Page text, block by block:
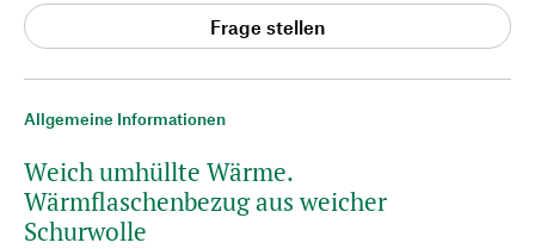
Allgemeine Informationen
Weich umhüllte Wärme.
Wärmflaschenbezug aus weicher
Schurwolle
Frage stellen